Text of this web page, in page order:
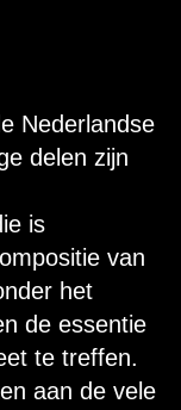
Nederlandse
delen zijn
is
van
het
de essentie
te treffen.
aan de vele